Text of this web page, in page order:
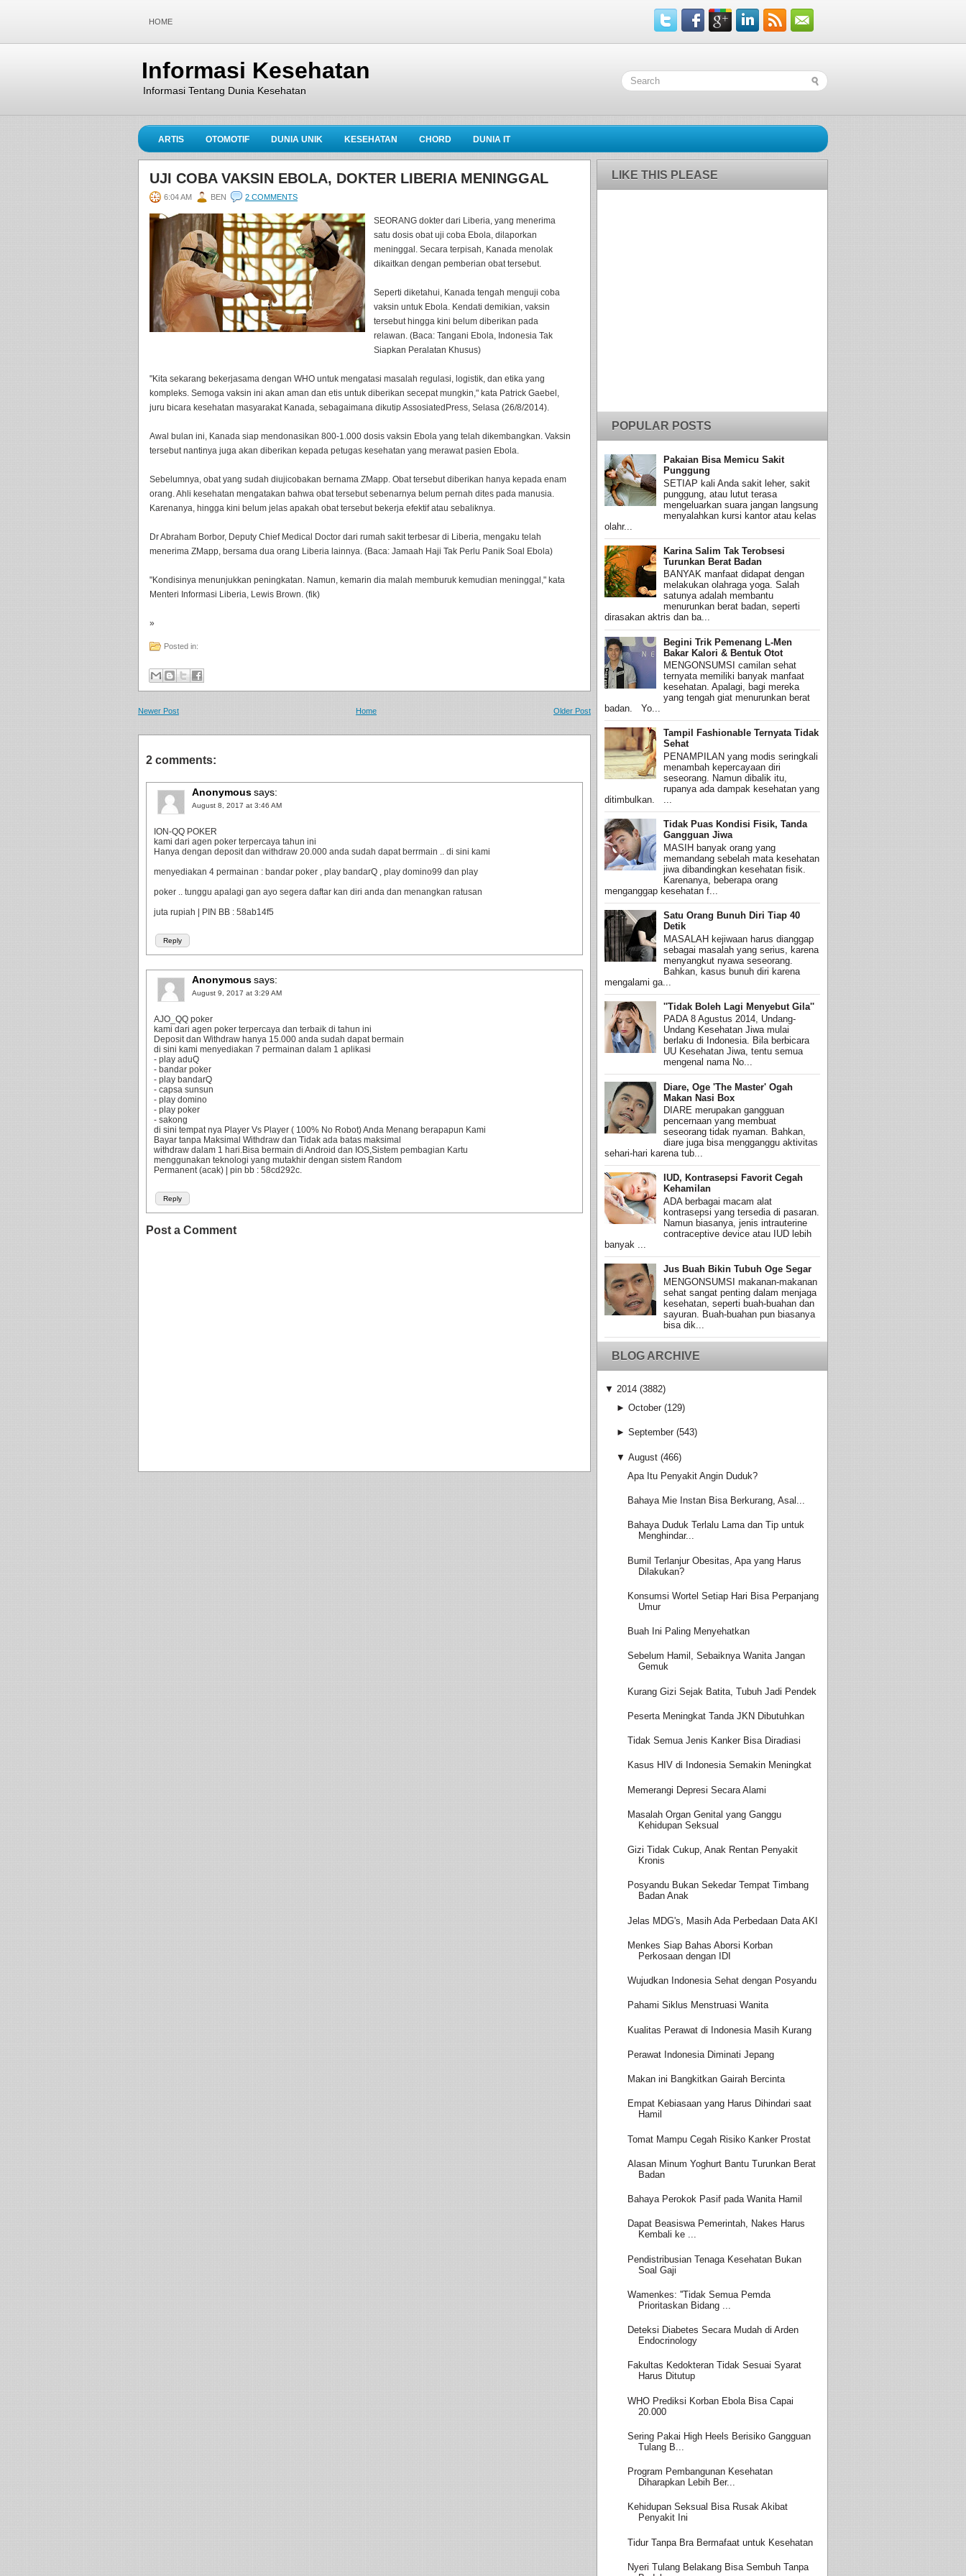
HOME
Informasi Kesehatan
Informasi Tentang Dunia Kesehatan
ARTIS OTOMOTIF DUNIA UNIK KESEHATAN CHORD DUNIA IT
UJI COBA VAKSIN EBOLA, DOKTER LIBERIA MENINGGAL
6:04 AM BEN 2 COMMENTS
SEORANG dokter dari Liberia, yang menerima
satu dosis obat uji coba Ebola, dilaporkan
meninggal. Secara terpisah, Kanada menolak
dikaitkan dengan pemberian obat tersebut.
Seperti diketahui, Kanada tengah menguji coba
vaksin untuk Ebola. Kendati demikian, vaksin
tersebut hingga kini belum diberikan pada
relawan. (Baca: Tangani Ebola, Indonesia Tak
Siapkan Peralatan Khusus)
"Kita sekarang bekerjasama dengan WHO untuk mengatasi masalah regulasi, logistik, dan etika yang
kompleks. Semoga vaksin ini akan aman dan etis untuk diberikan secepat mungkin," kata Patrick Gaebel,
juru bicara kesehatan masyarakat Kanada, sebagaimana dikutip AssosiatedPress, Selasa (26/8/2014).
Awal bulan ini, Kanada siap mendonasikan 800-1.000 dosis vaksin Ebola yang telah dikembangkan. Vaksin
tersebut nantinya juga akan diberikan kepada petugas kesehatan yang merawat pasien Ebola.
Sebelumnya, obat yang sudah diujicobakan bernama ZMapp. Obat tersebut diberikan hanya kepada enam
orang. Ahli kesehatan mengatakan bahwa obat tersebut sebenarnya belum pernah dites pada manusia.
Karenanya, hingga kini belum jelas apakah obat tersebut bekerja efektif atau sebaliknya.
Dr Abraham Borbor, Deputy Chief Medical Doctor dari rumah sakit terbesar di Liberia, mengaku telah
menerima ZMapp, bersama dua orang Liberia lainnya. (Baca: Jamaah Haji Tak Perlu Panik Soal Ebola)
"Kondisinya menunjukkan peningkatan. Namun, kemarin dia malah memburuk kemudian meninggal," kata
Menteri Informasi Liberia, Lewis Brown. (fik)
»
Posted in:
Newer Post Older Post
Home
2 comments:
Anonymoussays:
August 8, 2017 at 3:46 AM
Reply
ION-QQ POKER
kami dari agen poker terpercaya tahun ini
Hanya dengan deposit dan withdraw 20.000 anda sudah dapat berrmain .. di sini kami
menyediakan 4 permainan : bandar poker , play bandarQ , play domino99 dan play
poker .. tunggu apalagi gan ayo segera daftar kan diri anda dan menangkan ratusan
juta rupiah | PIN BB : 58ab14f5
Anonymoussays:
August 9, 2017 at 3:29 AM
Reply
AJO_QQ poker
kami dari agen poker terpercaya dan terbaik di tahun ini
Deposit dan Withdraw hanya 15.000 anda sudah dapat bermain
di sini kami menyediakan 7 permainan dalam 1 aplikasi
- play aduQ
- bandar poker
- play bandarQ
- capsa sunsun
- play domino
- play poker
- sakong
di sini tempat nya Player Vs Player ( 100% No Robot) Anda Menang berapapun Kami
Bayar tanpa Maksimal Withdraw dan Tidak ada batas maksimal
withdraw dalam 1 hari.Bisa bermain di Android dan IOS,Sistem pembagian Kartu
menggunakan teknologi yang mutakhir dengan sistem Random
Permanent (acak) | pin bb : 58cd292c.
Post a Comment
LIKE THIS PLEASE
POPULAR POSTS
Pakaian Bisa Memicu Sakit
Punggung
SETIAP kali Anda sakit leher, sakit
punggung, atau lutut terasa
mengeluarkan suara jangan langsung
menyalahkan kursi kantor atau kelas
olahr...
Karina Salim Tak Terobsesi
Turunkan Berat Badan
BANYAK manfaat didapat dengan
melakukan olahraga yoga. Salah
satunya adalah membantu
menurunkan berat badan, seperti
dirasakan aktris dan ba...
Begini Trik Pemenang L-Men
Bakar Kalori & Bentuk Otot
MENGONSUMSI camilan sehat
ternyata memiliki banyak manfaat
kesehatan. Apalagi, bagi mereka
yang tengah giat menurunkan berat
badan. Yo...
Tampil Fashionable Ternyata Tidak
Sehat
PENAMPILAN yang modis seringkali
menambah kepercayaan diri
seseorang. Namun dibalik itu,
rupanya ada dampak kesehatan yang
ditimbulkan. ...
Tidak Puas Kondisi Fisik, Tanda
Gangguan Jiwa
MASIH banyak orang yang
memandang sebelah mata kesehatan
jiwa dibandingkan kesehatan fisik.
Karenanya, beberapa orang
menganggap kesehatan f...
Satu Orang Bunuh Diri Tiap 40
Detik
MASALAH kejiwaan harus dianggap
sebagai masalah yang serius, karena
menyangkut nyawa seseorang.
Bahkan, kasus bunuh diri karena
mengalami ga...
''Tidak Boleh Lagi Menyebut Gila''
PADA 8 Agustus 2014, Undang-
Undang Kesehatan Jiwa mulai
berlaku di Indonesia. Bila berbicara
UU Kesehatan Jiwa, tentu semua
mengenal nama No...
Diare, Oge 'The Master' Ogah
Makan Nasi Box
DIARE merupakan gangguan
pencernaan yang membuat
seseorang tidak nyaman. Bahkan,
diare juga bisa mengganggu aktivitas
sehari-hari karena tub...
IUD, Kontrasepsi Favorit Cegah
Kehamilan
ADA berbagai macam alat
kontrasepsi yang tersedia di pasaran.
Namun biasanya, jenis intrauterine
contraceptive device atau IUD lebih
banyak ...
Jus Buah Bikin Tubuh Oge Segar
MENGONSUMSI makanan-makanan
sehat sangat penting dalam menjaga
kesehatan, seperti buah-buahan dan
sayuran. Buah-buahan pun biasanya
bisa dik...
BLOG ARCHIVE
▼ 2014 (3882)
► October (129)
► September (543)
▼ August (466)
Apa Itu Penyakit Angin Duduk?
Bahaya Mie Instan Bisa Berkurang, Asal...
Bahaya Duduk Terlalu Lama dan Tip untuk
Menghindar...
Bumil Terlanjur Obesitas, Apa yang Harus
Dilakukan?
Konsumsi Wortel Setiap Hari Bisa Perpanjang
Umur
Buah Ini Paling Menyehatkan
Sebelum Hamil, Sebaiknya Wanita Jangan
Gemuk
Kurang Gizi Sejak Batita, Tubuh Jadi Pendek
Peserta Meningkat Tanda JKN Dibutuhkan
Tidak Semua Jenis Kanker Bisa Diradiasi
Kasus HIV di Indonesia Semakin Meningkat
Memerangi Depresi Secara Alami
Masalah Organ Genital yang Ganggu
Kehidupan Seksual
Gizi Tidak Cukup, Anak Rentan Penyakit
Kronis
Posyandu Bukan Sekedar Tempat Timbang
Badan Anak
Jelas MDG's, Masih Ada Perbedaan Data AKI
Menkes Siap Bahas Aborsi Korban
Perkosaan dengan IDI
Wujudkan Indonesia Sehat dengan Posyandu
Pahami Siklus Menstruasi Wanita
Kualitas Perawat di Indonesia Masih Kurang
Perawat Indonesia Diminati Jepang
Makan ini Bangkitkan Gairah Bercinta
Empat Kebiasaan yang Harus Dihindari saat
Hamil
Tomat Mampu Cegah Risiko Kanker Prostat
Alasan Minum Yoghurt Bantu Turunkan Berat
Badan
Bahaya Perokok Pasif pada Wanita Hamil
Dapat Beasiswa Pemerintah, Nakes Harus
Kembali ke ...
Pendistribusian Tenaga Kesehatan Bukan
Soal Gaji
Wamenkes: ''Tidak Semua Pemda
Prioritaskan Bidang ...
Deteksi Diabetes Secara Mudah di Arden
Endocrinology
Fakultas Kedokteran Tidak Sesuai Syarat
Harus Ditutup
WHO Prediksi Korban Ebola Bisa Capai
20.000
Sering Pakai High Heels Berisiko Gangguan
Tulang B...
Program Pembangunan Kesehatan
Diharapkan Lebih Ber...
Kehidupan Seksual Bisa Rusak Akibat
Penyakit Ini
Tidur Tanpa Bra Bermafaat untuk Kesehatan
Nyeri Tulang Belakang Bisa Sembuh Tanpa